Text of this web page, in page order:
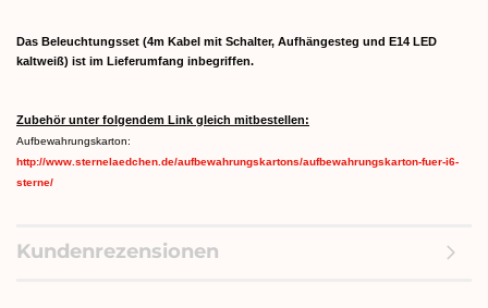
Das Beleuchtungsset (4m Kabel mit Schalter, Aufhängesteg und E14 LED
kaltweiß) ist im Lieferumfang inbegriffen.
Zubehör unter folgendem Link gleich mitbestellen:
Aufbewahrungskarton:
http://www.sternelaedchen.de/aufbewahrungskartons/aufbewahrungskarton-fuer-i6-
sterne/
Kundenrezensionen